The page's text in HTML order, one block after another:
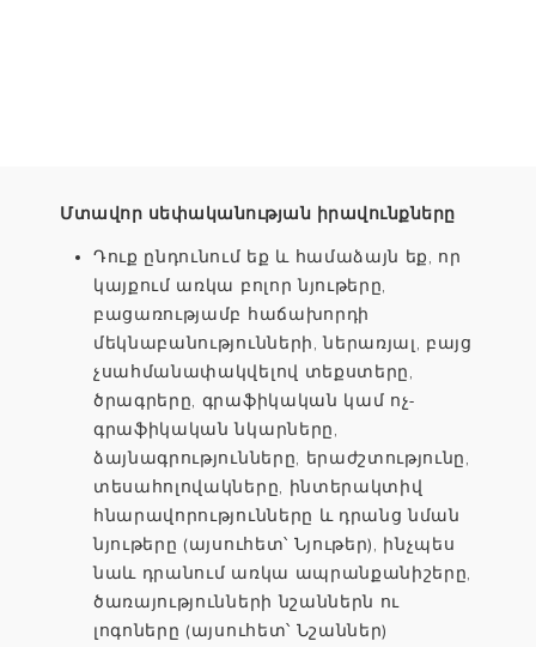
Մտավոր սեփականության իրավունքները
Դուք ընդունում եք և համաձայն եք, որ
կայքում առկա բոլոր նյութերը,
բացառությամբ հաճախորդի
մեկնաբանությունների, ներառյալ, բայց
չսահմանափակվելով տեքստերը,
ծրագրերը, գրաֆիկական կամ ոչ-
գրաֆիկական նկարները,
ձայնագրությունները, երաժշտությունը,
տեսահոլովակները, ինտերակտիվ
հնարավորությունները և դրանց նման
նյութերը (այսուհետ՝ Նյութեր), ինչպես
նաև դրանում առկա ապրանքանիշերը,
ծառայությունների նշաններն ու
լոգոները (այսուհետ՝ Նշաններ)